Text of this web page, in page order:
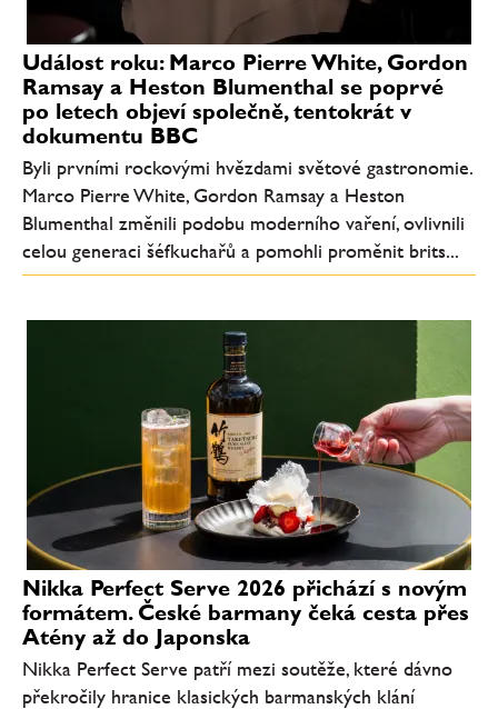
Událost roku: Marco Pierre White, Gordon
Ramsay a Heston Blumenthal se poprvé
po letech objeví společně, tentokrát v
dokumentu BBC
Byli prvními rockovými hvězdami světové gastronomie.
Marco Pierre White, Gordon Ramsay a Heston
Blumenthal změnili podobu moderního vaření, ovlivnili
celou generaci šéfkuchařů a pomohli proměnit brits...
Nikka Perfect Serve 2026 přichází s novým
formátem. České barmany čeká cesta přes
Atény až do Japonska
Nikka Perfect Serve patří mezi soutěže, které dávno
překročily hranice klasických barmanských klání